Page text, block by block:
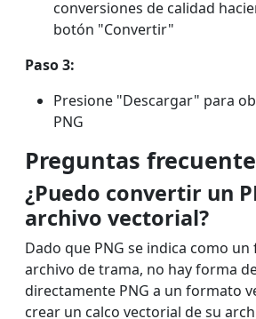
conversiones de calidad
botón "Convertir"
Paso 3:
Presione "Descargar" para
PNG
Preguntas
¿Puedo convertir un
archivo vectorial?
Dado que PNG se indica como
archivo de trama, no hay forma
directamente PNG a un formato
crear un calco vectorial de su